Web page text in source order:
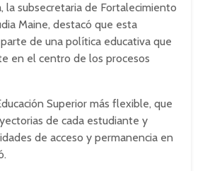
la subsecretaria de Fortalecimiento
Maine, destacó que esta
de una política educativa que
en el centro de los procesos
Superior más flexible, que
de cada estudiante y
de acceso y permanencia en